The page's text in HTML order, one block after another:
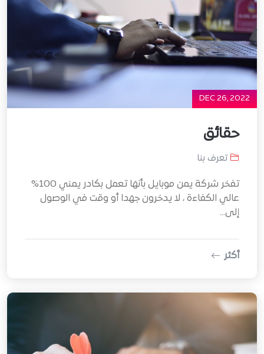
DEC 26, 2022
حقائق
تعرف بنا
تفخر شركة يمن موبايل بأنها تعمل بكادر يمني 100%
عالي الكفاءة ، لا يدخرون جهدا أو وقت في الوصول
إلى...
أكثر